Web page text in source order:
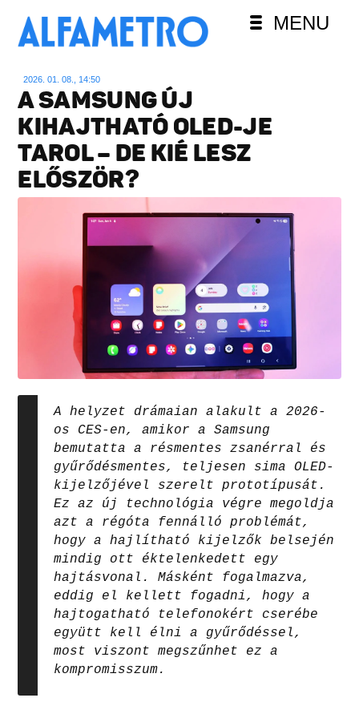
MENU
2026. 01. 08., 14:50
A SAMSUNG ÚJ
KIHAJTHATÓ OLED-JE
TAROL – DE KIÉ LESZ
ELŐSZÖR?
A helyzet drámaian alakult a 2026-
os CES-en, amikor a Samsung
bemutatta a résmentes zsanérral és
gyűrődésmentes, teljesen sima OLED-
kijelzőjével szerelt prototípusát.
Ez az új technológia végre megoldja
azt a régóta fennálló problémát,
hogy a hajlítható kijelzők belsején
mindig ott éktelenkedett egy
hajtásvonal. Másként fogalmazva,
eddig el kellett fogadni, hogy a
hajtogatható telefonokért cserébe
együtt kell élni a gyűrődéssel,
most viszont megszűnhet ez a
kompromisszum.